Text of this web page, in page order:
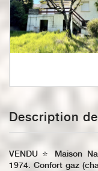
Description
VENDU ⭐️ Maison
1974. Confort gaz